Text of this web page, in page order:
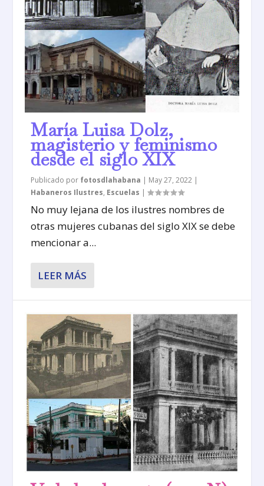
María Luisa Dolz,
magisterio y feminismo
desde el siglo XIX
Publicado por fotosdlahabana | May 27, 2022 |
Habaneros Ilustres, Escuelas |
No muy lejana de los ilustres nombres de
otras mujeres cubanas del siglo XIX se debe
mencionar a...
LEER MÁS